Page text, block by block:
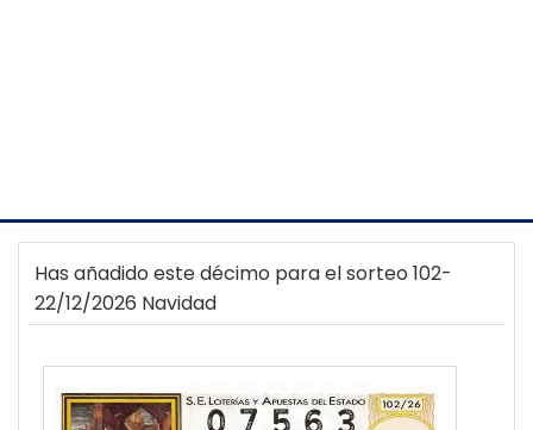
Has añadido este décimo para el sorteo 102-
22/12/2026 Navidad